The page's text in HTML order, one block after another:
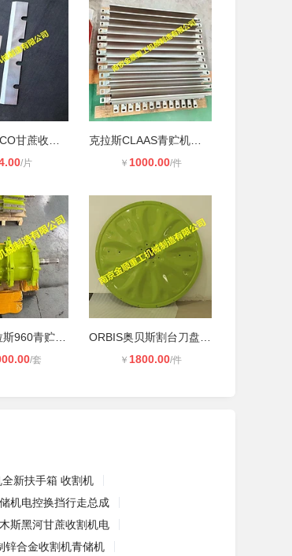
/片 ￥ 1000.00/件
/套 ￥ 1800.00/件
新扶手箱 收割机
机电控换挡行走总成
斯黑河甘蔗收割机电
锌合金收割机青储机